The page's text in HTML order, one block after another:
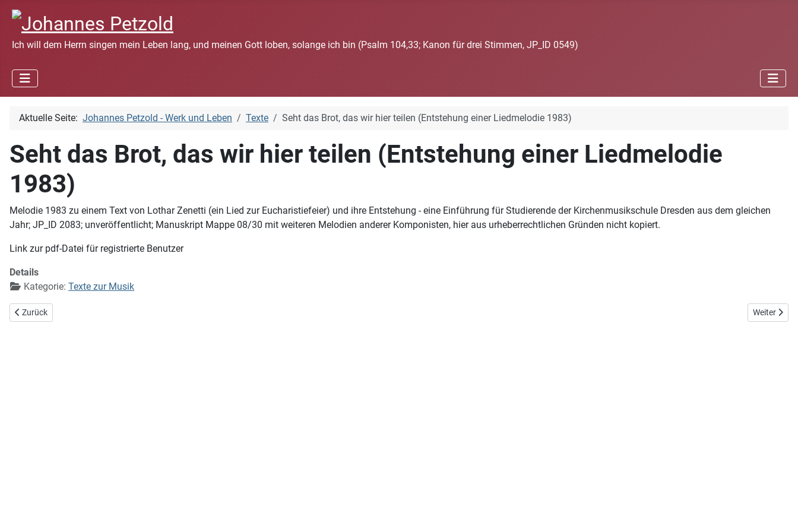
Ich will dem Herrn singen mein Leben lang, und meinen Gott loben, solange ich bin (Psalm 104,33; Kanon für drei Stimmen, JP_ID 0549)
Aktuelle Seite: Johannes Petzold - Werk und Leben Texte Seht das Brot, das wir hier teilen (Entstehung einer Liedmelodie 1983)
Seht das Brot, das wir hier teilen (Entstehung einer Liedmelodie
1983)
Melodie 1983 zu einem Text von Lothar Zenetti (ein Lied zur Eucharistiefeier) und ihre Entstehung - eine Einführung für Studierende der Kirchenmusikschule Dresden aus dem gleichen
Jahr; JP_ID 2083; unveröffentlicht; Manuskript Mappe 08/30 mit weiteren Melodien anderer Komponisten, hier aus urheberrechtlichen Gründen nicht kopiert.
Link zur pdf-Datei für registrierte Benutzer
Details
Kategorie: Texte zur Musik
Vorheriger Beitrag: Rundbrief Februar 1941
Zurück Nächster
Weiter